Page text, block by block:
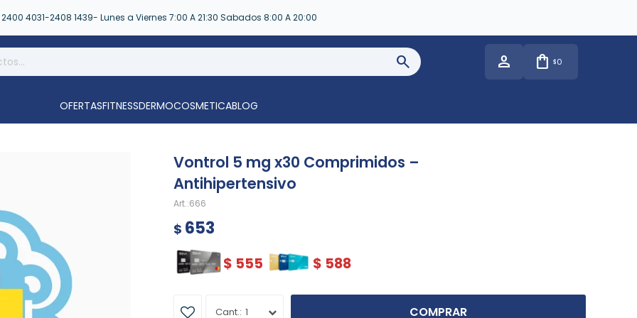
2400 4031-2408 1439- Lunes a Viernes 7:00 A 21:30 Sabados 8:00 A 20:00
$0
OFERTASFITNESSDERMOCOSMETICABLOG
Vontrol 5 mg x30 Comprimidos –
Antihipertensivo
666
$ 653
$ 555 $ 588
1 COMPRAR